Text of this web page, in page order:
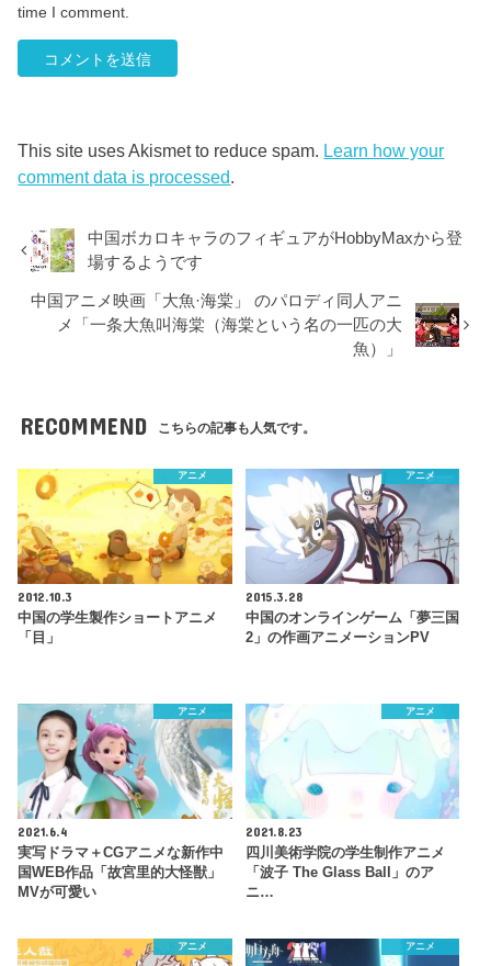
time I comment.
This site uses Akismet to reduce spam. Learn how your
comment data is processed.
中国ボカロキャラのフィギュアがHobbyMaxから登
場するようです
中国アニメ映画「大魚·海棠」 のパロディ同人アニ
メ「一条大魚叫海棠（海棠という名の一匹の大
魚）」
RECOMMEND こちらの記事も人気です。
アニメ
2012.10.3
中国の学生製作ショートアニメ
「目」
アニメ
2015.3.28
中国のオンラインゲーム「夢三国
2」の作画アニメーションPV
アニメ
2021.6.4
実写ドラマ＋CGアニメな新作中
国WEB作品「故宮里的大怪獣」
MVが可愛い
アニメ
2021.8.23
四川美術学院の学生制作アニメ
「波子 The Glass Ball」のア
ニ…
アニメ アニメ